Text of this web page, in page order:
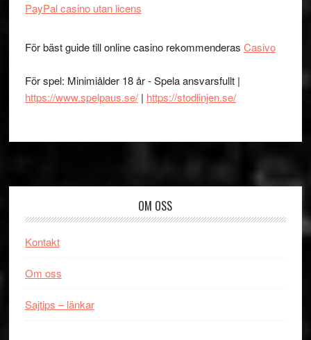
PayPal casino utan licens
För bäst guide till online casino rekommenderas Casivo
För spel: Minimiålder 18 år - Spela ansvarsfullt |
https://www.spelpaus.se/| https://stodlinjen.se/
OM OSS
Kontakt
Om oss
Sajtips – länkar